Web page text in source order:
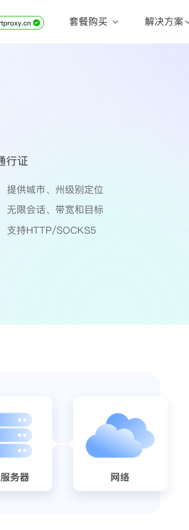
套餐购买 解决方案
行证
提供城市、州级别定位
无限会话、带宽和目标
支持HTTP/SOCKS5